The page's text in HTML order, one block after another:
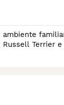
Terrier